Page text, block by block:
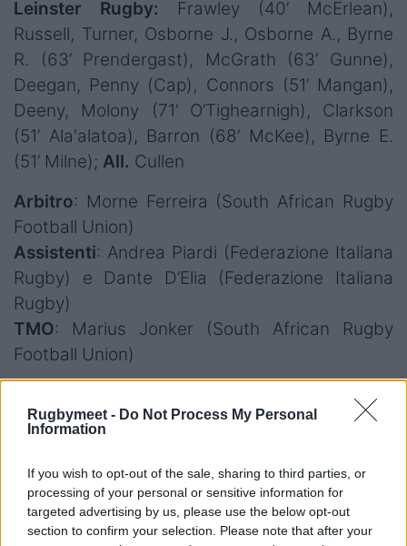
Rugbymeet - Do Not Process My Personal
Information
If you wish to opt-out of the sale, sharing to third parties, or
processing of your personal or sensitive information for
targeted advertising by us, please use the below opt-out
section to confirm your selection. Please note that after your
Leinster Rugby: Frawley (40’ McErlean),
Russell, Turner, Osborne J., Osborne A., Byrne
R. (63’ Prendergast), McGrath (63’ Gunne),
Deegan, Penny (Cap), Connors (51’ Mangan),
Deeny, Molony (71’ O’Tighearnigh), Clarkson
(51’ Ala'alatoa), Barron (68’ McKee), Byrne E.
(51’ Milne); All. Cullen
Arbitro: Morne Ferreira (South African Rugby
Football Union)
Assistenti: Andrea Piardi (Federazione Italiana
Rugby) e Dante D’Elia (Federazione Italiana
Rugby)
TMO: Marius Jonker (South African Rugby
Football Union)
: Ross Byrne (Leinster Rugby) 3/4;
Geronimo Prisciantelli (Zebre Parma) 1/1;
Cartellini : al 22’ cartellino giallo a Liam Turner
(Leinster Rugby); al 34’ cartellino giallo a
Iacopo Bianchi (Zebre Parma)